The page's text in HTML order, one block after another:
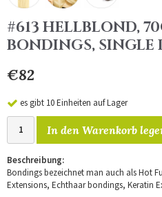
#613 HELLBLOND,
BONDINGS, SINGLE
€82
es gibt 10 Einheiten auf Lager
In den Warenkorb
Beschreibung:
Bondings bezeichnet man auch als Hot
Extensions, Echthaar bondings, Keratin